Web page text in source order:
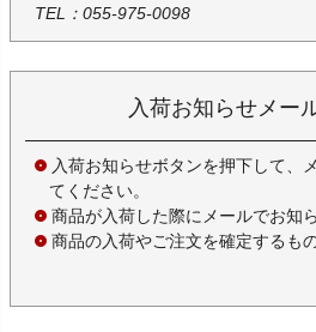
TEL：055-975-0098
入荷お知らせメー
入荷お知らせボタンを押下して、
てください。
商品が入荷した際にメールでお知
商品の入荷やご注文を確定するも